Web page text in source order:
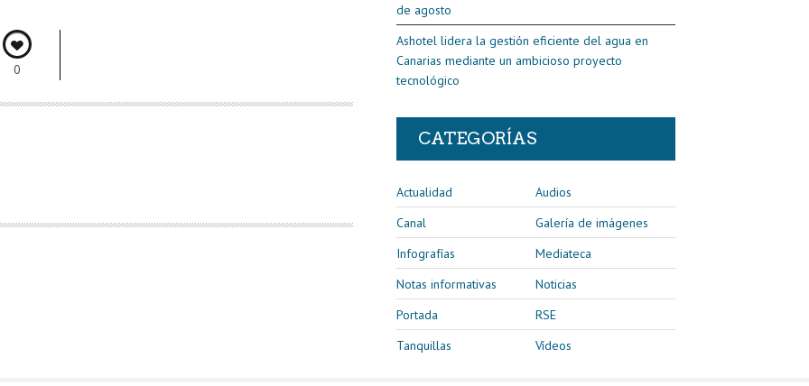
0
de agosto
Ashotel lidera la gestión eficiente del agua en
Canarias mediante un ambicioso proyecto
tecnológico
CATEGORÍAS
Actualidad
Audios
Canal
Galería de imágenes
Infografías
Mediateca
Notas informativas
Noticias
Portada
RSE
Tanquillas
Vídeos